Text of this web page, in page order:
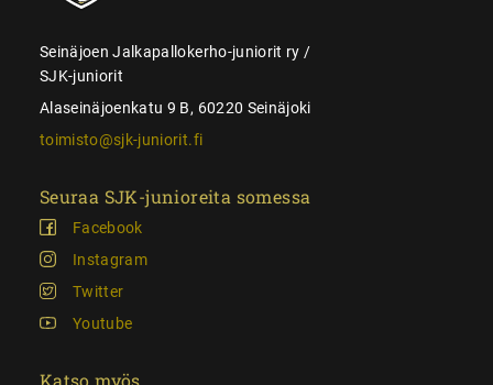
Seinäjoen Jalkapallokerho-juniorit ry /
SJK-juniorit
Alaseinäjoenkatu 9 B, 60220 Seinäjoki
toimisto@sjk-juniorit.fi
Seuraa SJK-junioreita somessa
Facebook
Instagram
Twitter
Youtube
Katso myös